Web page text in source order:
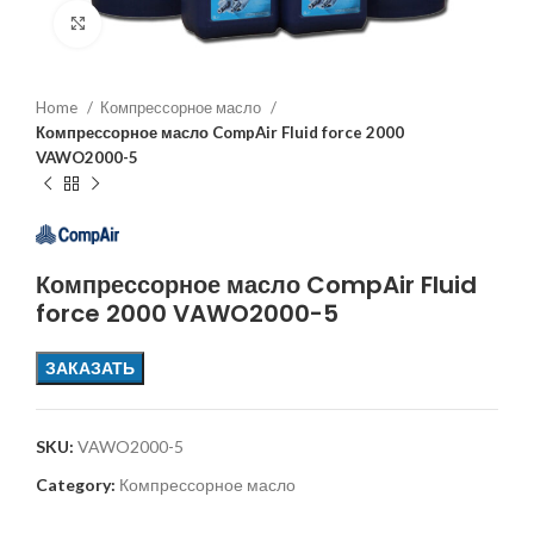
Увеличить
Home
Компрессорное масло
Компрессорное масло CompAir Fluid force 2000
VAWO2000-5
Компрессорное масло CompAir Fluid
force 2000 VAWO2000-5
ЗАКАЗАТЬ
SKU: VAWO2000-5
Category: Компрессорное масло